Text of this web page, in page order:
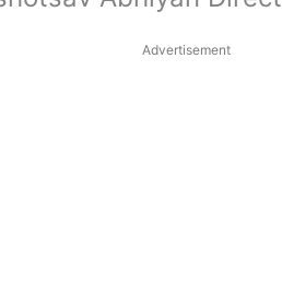
Advertisement